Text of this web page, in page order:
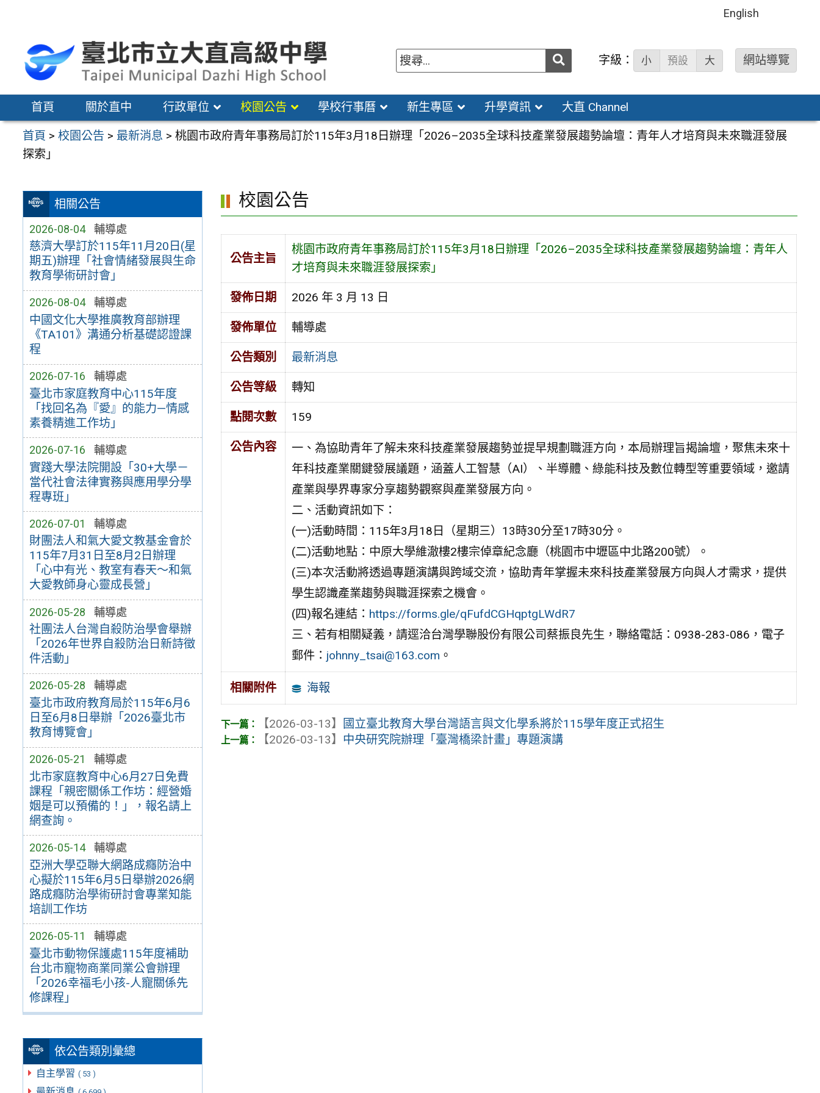
區
English
送出 字級： 小 預設 大 網站導覽
首頁 關於直中 行政單位 校園公告 學校行事曆 新生專區 升學資訊 大直 Channel
首頁 >校園公告 > 最新消息 >桃園市政府青年事務局訂於115年3月18日辦理「2026–2035全球科技產業發展趨勢論壇：青年人才培育與未來職涯發展
探索」
相關公告
2026-08-04 輔導處
慈濟大學訂於115年11月20日(星
期五)辦理「社會情緒發展與生命
教育學術研討會」
2026-08-04 輔導處
中國文化大學推廣教育部辦理
《TA101》溝通分析基礎認證課
程
2026-07-16 輔導處
臺北市家庭教育中心115年度
「找回名為『愛』的能力—情感
素養精進工作坊」
2026-07-16 輔導處
實踐大學法院開設「30+大學－
當代社會法律實務與應用學分學
程專班」
2026-07-01 輔導處
財團法人和氣大愛文教基金會於
115年7月31日至8月2日辦理
「心中有光、教室有春天～和氣
大愛教師身心靈成長營」
2026-05-28 輔導處
社團法人台灣自殺防治學會舉辦
「2026年世界自殺防治日新詩徵
件活動」
2026-05-28 輔導處
臺北市政府教育局於115年6月6
日至6月8日舉辦「2026臺北市
教育博覽會」
2026-05-21 輔導處
北市家庭教育中心6月27日免費
課程「親密關係工作坊：經營婚
姻是可以預備的！」，報名請上
網查詢。
2026-05-14 輔導處
亞洲大學亞聯大網路成癮防治中
心擬於115年6月5日舉辦2026網
路成癮防治學術研討會專業知能
培訓工作坊
2026-05-11 輔導處
臺北市動物保護處115年度補助
台北市寵物商業同業公會辦理
「2026幸福毛小孩-人寵關係先
修課程」
依公告類別彙總
自主學習 ( 53 )
校園公告
公告主旨
桃園市政府青年事務局訂於115年3月18日辦理「2026–2035全球科技產業發展趨勢論壇：青年人
才培育與未來職涯發展探索」
發佈日期 2026 年 3 月 13 日
發佈單位 輔導處
公告類別 最新消息
公告等級 轉知
點閱次數 159
公告內容
一、為協助青年了解未來科技產業發展趨勢並提早規劃職涯方向，本局辦理旨揭論壇，聚焦未來十
年科技產業關鍵發展議題，涵蓋人工智慧（AI）、半導體、綠能科技及數位轉型等重要領域，邀請
產業與學界專家分享趨勢觀察與產業發展方向。
二、活動資訊如下：
(一)活動時間：115年3月18日（星期三）13時30分至17時30分。
(二)活動地點：中原大學維澈樓2樓宗倬章紀念廳（桃園市中壢區中北路200號）。
(三)本次活動將透過專題演講與跨域交流，協助青年掌握未來科技產業發展方向與人才需求，提供
學生認識產業趨勢與職涯探索之機會。
(四)報名連結： https://forms.gle/qFufdCGHqptgLWdR7
三、若有相關疑義，請逕洽台灣學聯股份有限公司蔡振良先生，聯絡電話：0938-283-086，電子
郵件： johnny_tsai@163.com 。
相關附件 海報
【2026-03-13】
國立臺北教育大學台灣語言與文化學系將於115學年度正式招生
【2026-03-13】 中央研究院辦理「臺灣橋梁計畫」專題演講